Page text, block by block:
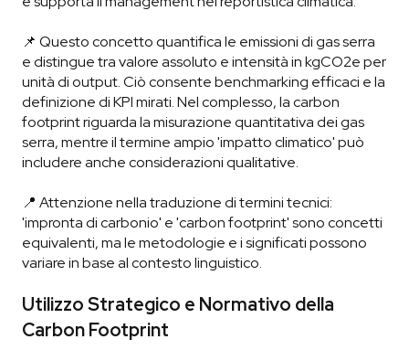
📌 Questo concetto quantifica le emissioni di gas serra
e distingue tra valore assoluto e intensità in kgCO2e per
unità di output. Ciò consente benchmarking efficaci e la
definizione di KPI mirati. Nel complesso, la carbon
footprint riguarda la misurazione quantitativa dei gas
serra, mentre il termine ampio 'impatto climatico' può
includere anche considerazioni qualitative.
📍 Attenzione nella traduzione di termini tecnici:
'impronta di carbonio' e 'carbon footprint' sono concetti
equivalenti, ma le metodologie e i significati possono
variare in base al contesto linguistico.
Utilizzo Strategico e Normativo della
Carbon Footprint